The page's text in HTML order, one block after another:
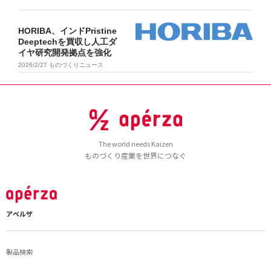
HORIBA、インドPristine
Deeptechを買収し人工ダ
イヤ研究開発拠点を強化
2026/2/27 ものづくりニュース
The world needs Kaizen
ものづくり産業を世界につなぐ
アペルザ
製品検索